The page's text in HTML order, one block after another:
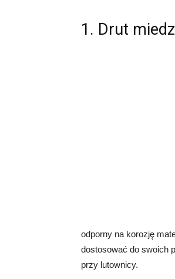
1. Drut
odporny na korozję
dostosować do swoich
przy lutownicy.